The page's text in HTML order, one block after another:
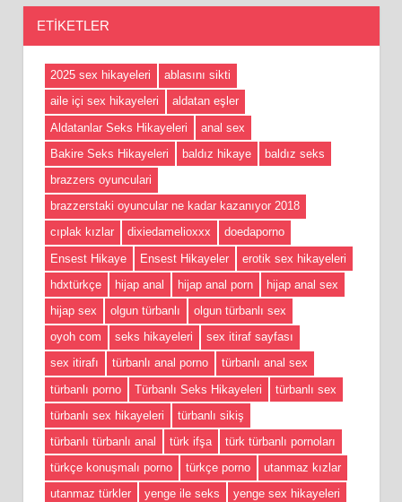
ETIKETLER
2025 sex hikayeleri
ablasını sikti
aile içi sex hikayeleri
aldatan eşler
Aldatanlar Seks Hikayeleri
anal sex
Bakire Seks Hikayeleri
baldız hikaye
baldız seks
brazzers oyunculari
brazzerstaki oyuncular ne kadar kazanıyor 2018
cıplak kızlar
dixiedamelioxxx
doedaporno
Ensest Hikaye
Ensest Hikayeler
erotik sex hikayeleri
hdxtürkçe
hijap anal hijap anal porn
hijap anal sex
hijap sex
olgun türbanlı
olgun türbanlı sex
oyoh com
seks hikayeleri
sex itiraf sayfası
sex itirafı
türbanlı anal porno
türbanlı anal sex
türbanlı porno
Türbanlı Seks Hikayeleri
türbanlı sex
türbanlı sex hikayeleri
türbanlı sikiş
türbanlı türbanlı anal
türk ifşa
türk türbanlı pornoları
türkçe konuşmalı porno
türkçe porno
utanmaz kızlar
utanmaz türkler
yenge ile seks yenge sex hikayeleri